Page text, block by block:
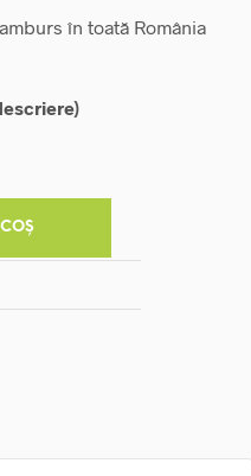
în toată România